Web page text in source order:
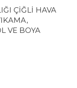
ÇİĞLİ HAVA
VE BOYA